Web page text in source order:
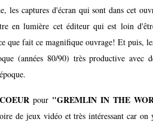
les captures d'écran qui sont dans cet
en lumière cet éditeur qui est loin
que fait ce magnifique ouvrage! Et puis,
(années 80/90) très productive avec
pour "GREMLIN IN THE
de jeux vidéo et très intéressant car on